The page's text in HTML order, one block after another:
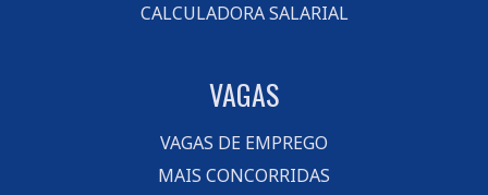
CALCULADORA SALARIAL
VAGAS
VAGAS DE EMPREGO
MAIS CONCORRIDAS